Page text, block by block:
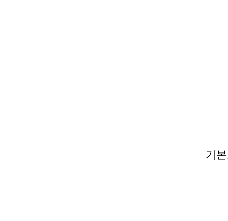
기